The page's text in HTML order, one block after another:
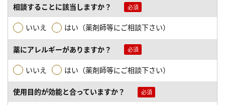
相談することに該当しますか？
いいえ はい（薬剤師等にご相談下さい）
薬にアレルギーがありますか？
いいえ はい（薬剤師等にご相談下さい）
使用目的が効能と合っていますか？